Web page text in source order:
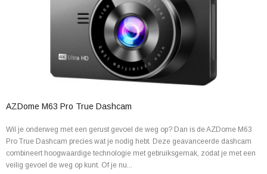
AZDome M63 Pro True Dashcam
Wil je onderweg met een gerust gevoel de weg op? Dan is de AZDome M63
Pro True Dashcam precies wat je nodig hebt. Deze geavanceerde dashcam
combineert hoogwaardige technologie met gebruiksgemak, zodat je met een
veilig gevoel de weg op kunt. Of je nu...